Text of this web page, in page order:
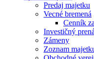
Predaj majetku
Vecné bremená
Cenník
Investičný
Zámeny
Zoznam